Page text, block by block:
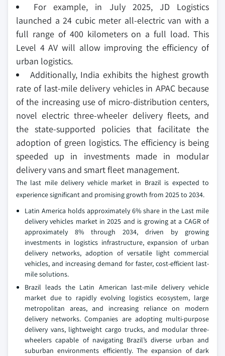
For example, in July 2025, JD Logistics
launched a 24 cubic meter all-electric van with a
full range of 400 kilometers on a full load. This
Level 4 AV will allow improving the efficiency of
urban logistics.
Additionally, India exhibits the highest growth
rate of last-mile delivery vehicles in APAC because
of the increasing use of micro-distribution centers,
novel electric three-wheeler delivery fleets, and
the state-supported policies that facilitate the
adoption of green logistics. The efficiency is being
speeded up in investments made in modular
delivery vans and smart fleet management.
The last mile delivery vehicle market in Brazil is expected to
experience significant and promising growth from 2025 to 2034.
Latin America holds approximately 6% share in the Last mile
delivery vehicles market in 2025 and is growing at a CAGR of
approximately 8% through 2034, driven by growing
investments in logistics infrastructure, expansion of urban
delivery networks, adoption of versatile light commercial
vehicles, and increasing demand for faster, cost-efficient last-
mile solutions.
Brazil leads the Latin American last-mile delivery vehicle
market due to rapidly evolving logistics ecosystem, large
metropolitan areas, and increasing reliance on modern
delivery networks. Companies are adopting multi-purpose
delivery vans, lightweight cargo trucks, and modular three-
wheelers capable of navigating Brazil’s diverse urban and
suburban environments efficiently. The expansion of dark